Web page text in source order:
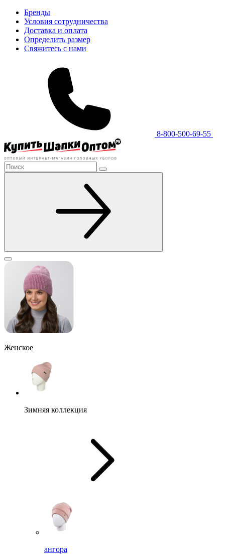
Бренды
Условия сотрудничества
Доставка и оплата
Определить размер
Свяжитесь с нами
8-800-500-69-55
Женское
Зимняя коллекция
ангора